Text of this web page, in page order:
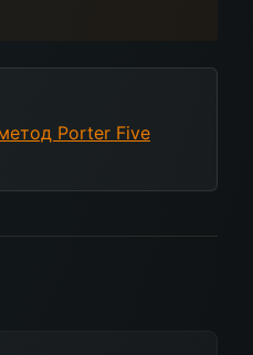
Porter Five